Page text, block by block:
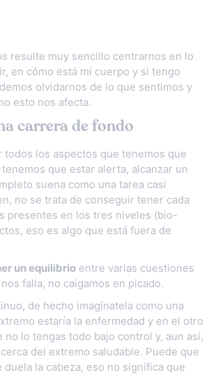
resulte muy sencillo centrarnos en lo
en cómo está mi cuerpo y si tengo
olvidarnos de lo que sentimos y
esto nos afecta.
carrera de fondo
todos los aspectos que tenemos que
que estar alerta, alcanzar un
suena como una tarea casi
no se trata de conseguir tener cada
presentes en los tres niveles (bio-
eso es algo que está fuera de
un equilibrio entre varias cuestiones
falla, no caigamos en picado.
de hecho imagínatela como una
estaría la enfermedad y en el otro
no lo tengas todo bajo control y, aun así,
del extremo saludable. Puede que
la cabeza, eso no significa que